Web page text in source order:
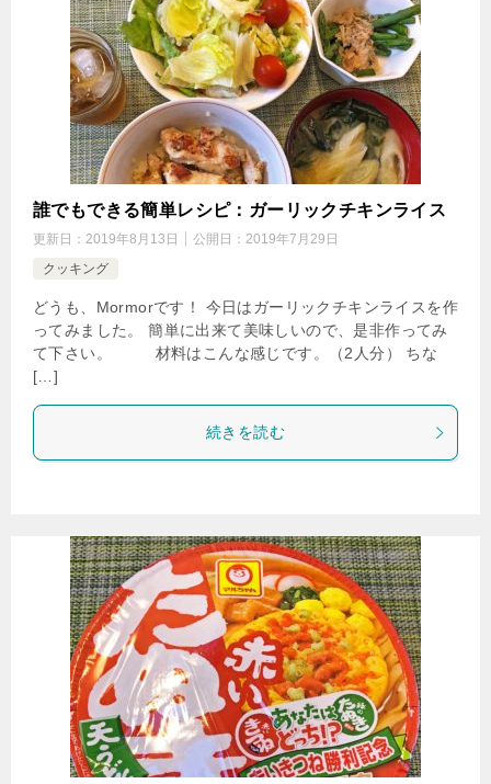
誰でもできる簡単レシピ：ガーリックチキンライス
更新日： 2019年8月13日 公開日： 2019年7月29日
クッキング
どうも、Mormorです！ 今日はガーリックチキンライスを作
ってみました。 簡単に出来て美味しいので、是非作ってみ
て下さい。 材料はこんな感じです。（2人分） ちな
[…]
続きを読む